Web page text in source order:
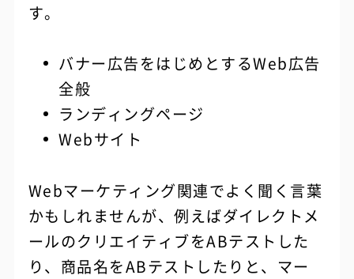
す。
バナー広告をはじめとするWeb広告
全般
ランディングページ
Webサイト
Webマーケティング関連でよく聞く言葉
かもしれませんが、例えばダイレクトメ
ールのクリエイティブをABテストした
り、商品名をABテストしたりと、マー